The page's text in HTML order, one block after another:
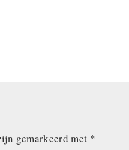
gemarkeerd met *